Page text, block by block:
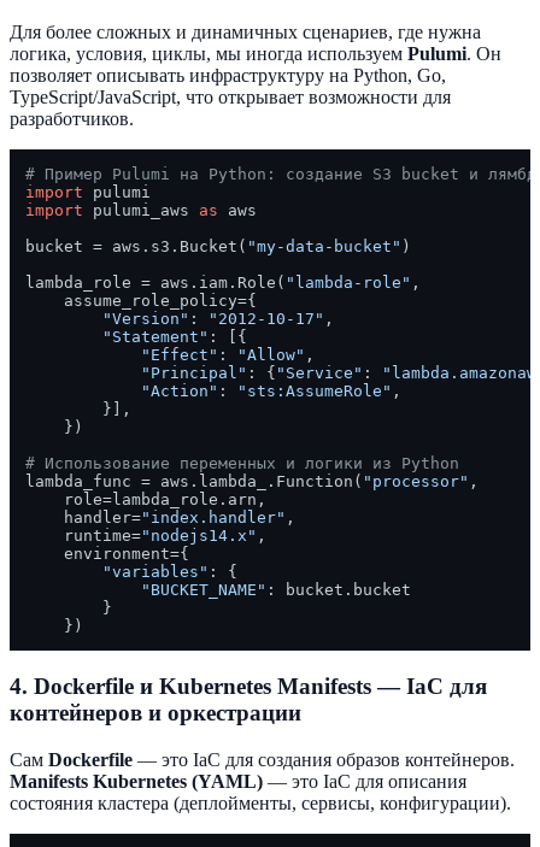
Для более сложных и динамичных сценариев, где нужна
логика, условия, циклы, мы иногда используем Pulumi. Он
позволяет описывать инфраструктуру на Python, Go,
TypeScript/JavaScript, что открывает возможности для
разработчиков.
# Пример Pulumi на Python: создание S3 bucket и
import
import pulumi_aws as aws
bucket = aws.s3.Bucket( "my-data-bucket" )
lambda_role = aws.iam.Role( "lambda-role" ,
    assume_role_policy={
"Version" : "2012-10-17" ,
"Statement" : [{
"Effect" : "Allow" ,
"Principal" : { "Service" :
"Action" : "sts:AssumeRole" ,
        }],
    })
# Использование переменных и логики из Python
lambda_func = aws.lambda_.Function( "processor" ,
    role=lambda_role.arn,
    handler=
"index.handler" ,
    runtime=
"nodejs14.x" ,
    environment={
"variables" : {
"BUCKET_NAME" : bucket.bucket
        }
4. Dockerfile и Kubernetes Manifests — IaC для
контейнеров и оркестрации
Сам Dockerfile — это IaC для создания образов контейнеров.
Manifests Kubernetes (YAML) — это IaC для описания
состояния кластера (деплойменты, сервисы, конфигурации).